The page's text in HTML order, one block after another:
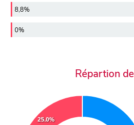
8,8%
0%
Répartion
25.0%